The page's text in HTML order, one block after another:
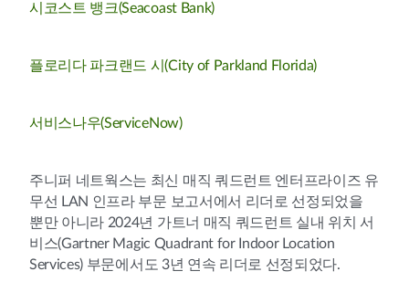
시코스트 뱅크(Seacoast Bank)
플로리다 파크랜드 시(City of Parkland Florida)
서비스나우(ServiceNow)
주니퍼 네트웍스는 최신 매직 쿼드런트 엔터프라이즈 유
무선 LAN 인프라 부문 보고서에서 리더로 선정되었을
뿐만 아니라 2024년 가트너 매직 쿼드런트 실내 위치 서
비스(Gartner Magic Quadrant for Indoor Location
Services) 부문에서도 3년 연속 리더로 선정되었다.